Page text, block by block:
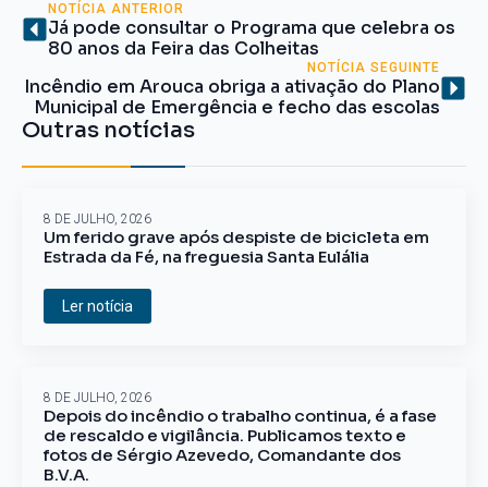
NOTÍCIA ANTERIOR
Já pode consultar o Programa que celebra os
80 anos da Feira das Colheitas
NOTÍCIA SEGUINTE
Incêndio em Arouca obriga a ativação do Plano
Municipal de Emergência e fecho das escolas
Outras notícias
Um ferido grave após despiste de bicicleta em
Estrada da Fé, na freguesia Santa Eulália
8 DE JULHO, 2026
Ler notícia
Depois do incêndio o trabalho continua, é a fase
de rescaldo e vigilância. Publicamos texto e
fotos de Sérgio Azevedo, Comandante dos
B.V.A.
8 DE JULHO, 2026